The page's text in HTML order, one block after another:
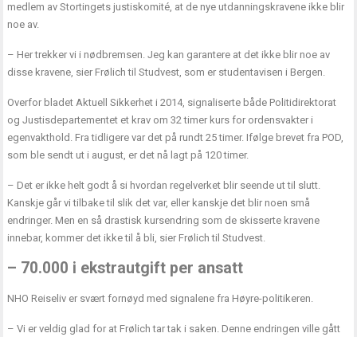
medlem av Stortingets justiskomité, at de nye utdanningskravene ikke blir
noe av.
– Her trekker vi i nødbremsen. Jeg kan garantere at det ikke blir noe av
disse kravene, sier Frølich til Studvest, som er studentavisen i Bergen.
Overfor bladet Aktuell Sikkerhet i 2014, signaliserte både Politidirektorat
og Justisdepartementet et krav om 32 timer kurs for ordensvakter i
egenvakthold. Fra tidligere var det på rundt 25 timer. Ifølge brevet fra POD,
som ble sendt ut i august, er det nå lagt på 120 timer.
– Det er ikke helt godt å si hvordan regelverket blir seende ut til slutt.
Kanskje går vi tilbake til slik det var, eller kanskje det blir noen små
endringer. Men en så drastisk kursendring som de skisserte kravene
innebar, kommer det ikke til å bli, sier Frølich til Studvest.
– 70.000 i ekstrautgift per ansatt
NHO Reiseliv er svært fornøyd med signalene fra Høyre-politikeren.
– Vi er veldig glad for at Frølich tar tak i saken. Denne endringen ville gått